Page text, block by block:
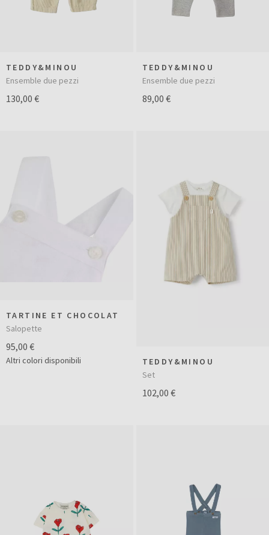
TEDDY&MINOU
Ensemble due pezzi
130,00 €
TEDDY&MINOU
Ensemble due pezzi
89,00 €
TARTINE ET CHOCOLAT
Salopette
95,00 €
Altri colori disponibili
TEDDY&MINOU
Set
102,00 €